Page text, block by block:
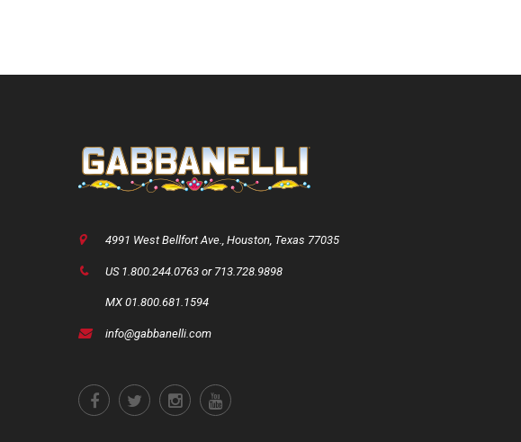
4991 West Bellfort Ave., Houston, Texas 77035
US 1.800.244.0763 or 713.728.9898
MX 01.800.681.1594
info@gabbanelli.com